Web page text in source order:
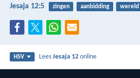
Jesaja 12:5 zingen aanbidding wereld
HSV LeesJesaja 12 online